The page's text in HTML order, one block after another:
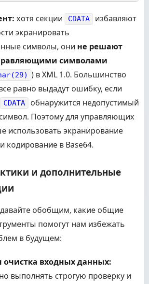
хотя секции CDATA
избавляют
экранировать
символы, они не решают
символами
) в XML 1.0. Большинство
равно выдадут ошибку, если
CDATA
обнаружится недопустимый
Поэтому для управляющих
использовать экранирование
кодирование в Base64.
и дополнительные
обобщим, какие общие
помогут нам избежать
в будущем:
очистка входных данных:
выполнять строгую проверку и